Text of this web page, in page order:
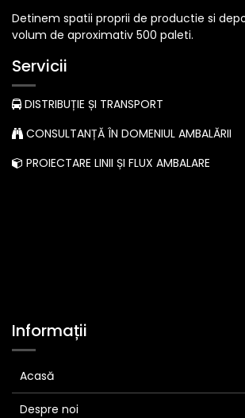
Detinem spatii proprii de productie si
volum de aproximativ 500 paleti.
Servicii
DISTRIBUȚIE ȘI TRANSPORT
CONSULTANȚĂ ÎN DOMENIUL AMBALĂRII
PROIECTARE LINII ȘI FLUX AMBALARE
Informații
Acasă
Despre noi